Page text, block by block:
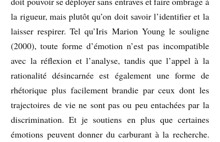
la rigueur, mais plutôt qu’on doit savoir l’identifier et la
laisser respirer. Tel qu’Iris Marion Young le souligne
(2000), toute forme d’émotion n’est pas incompatible
avec la réflexion et l’analyse, tandis que l’appel à la
rationalité désincarnée est également une forme de
rhétorique plus facilement brandie par ceux dont les
trajectoires de vie ne sont pas ou peu entachées par la
discrimination. Et je soutiens en plus que certaines
émotions peuvent donner du carburant à la recherche.